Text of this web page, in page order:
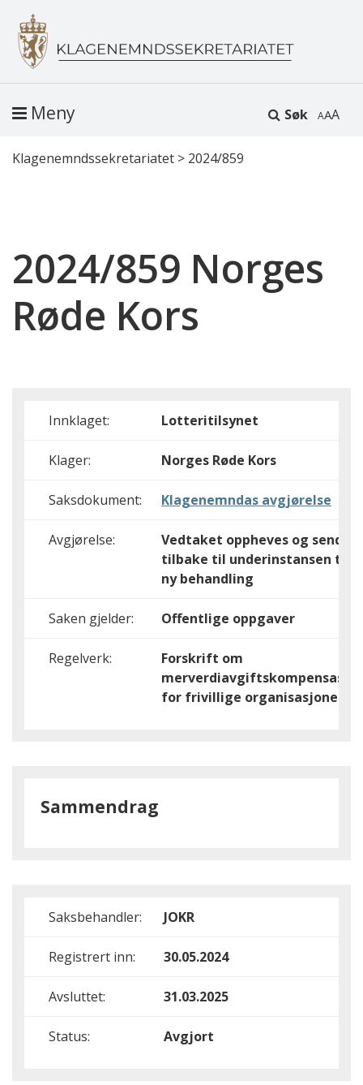
Søk A
Meny
Klagenemndssekretariatet > 2024/859
2024/859 Norges
Røde Kors
Innklaget: Lotteritilsynet
Klager: Norges Røde Kors
Saksdokument: Klagenemndas avgjørelse
Avgjørelse:
Vedtaket oppheves og sendes
tilbake til underinstansen til
ny behandling
Saken gjelder: Offentlige oppgaver
Regelverk:
Forskrift om
for frivillige organisasjoner
Sammendrag
Saksbehandler: JOKR
Registrert inn: 30.05.2024
Avsluttet: 31.03.2025
Status: Avgjort